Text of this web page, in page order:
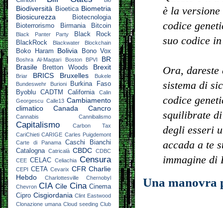
è la
codice
suo codice
Ora, dareste
sistema di
codice
squilibrate di
degli esseri
accada a te
immagine di
Una manovra
Biodiversità Bioetica Biometria
Biosicurezza
Biotecnologia
Bioterrorismo
Birmania Bitcoin
Black Panter Party
Black Rock
BlackRock
Blackwater Blockchain
Boko Haram Bolivia Bono Vox
Boshra Al-Maqtari Boston BPVI
BR
Brasile
Bretton Woods Brexit
Briar BRICS Bruxelles
Bukele
Bundeswehr
Burioni
Burkina Faso
Byoblu
CADTM California
Calin
Georgescu Calle13 Cambiamento
climatico
Canada Cancro
Cannabis Cannibalismo
Capitalismo
Carbon Tax
CariChieti CARIGE Carles Puigdemont
Carte di Panama
Caschi Bianchi
Catalogna Catricalà CBDC CDBC
CEE CELAC Celiachia Censura
CEPI CETA Cevarix CFR Charlie
Hebdo
Charlottesville
Chernobyl
Chevron CIA Cile Cina Cinema
Cipro Cisgiordania Clint Eastwood
Clonazione umana Cloud seeding Club